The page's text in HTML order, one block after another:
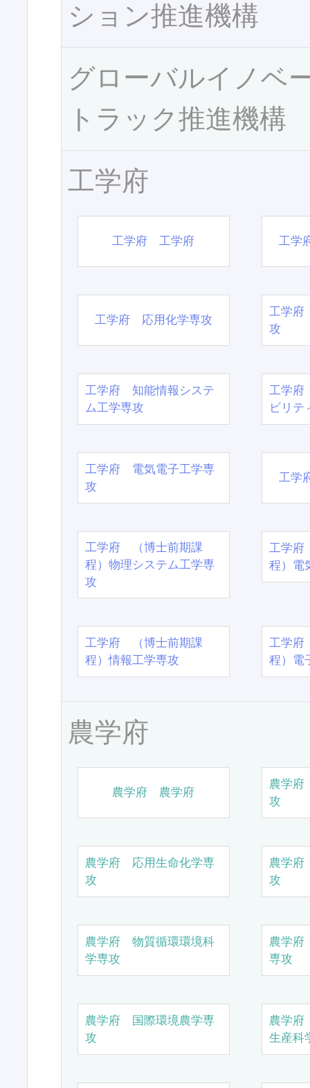
ション推進機構
グローバルイノベ
トラック推進機構
工学府
工学府 工学府 工学
工学府 応用化学専攻
工学府
攻
工学府 知能情報システ
ム工学専攻
工学府
ビリテ
工学府 電気電子工学専
攻
工学
工学府 （博士前期課
程）物理システム工学専
攻
工学
程）電
工学府 （博士前期課
程）情報工学専攻
工学
程）電
農学府
農学府 農学府
農学
攻
農学府 応用生命化学専
攻
農学
攻
農学府 物質循環環境科
学専攻
農学
専攻
農学府 国際環境農学専
攻
農学
生産科